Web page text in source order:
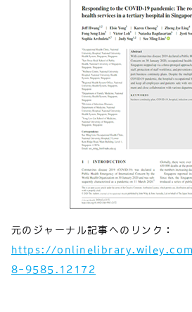
元のジャーナル記事へのリンク：
https://
8-9585.12172